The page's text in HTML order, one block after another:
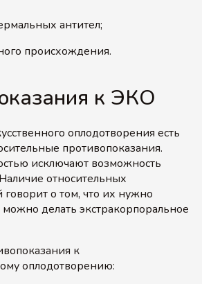
антител;
происхождения.
к ЭКО
оплодотворения есть
противопоказания.
исключают возможность
относительных
говорит о том, что их нужно
можно делать экстракорпоральное
к
оплодотворению: